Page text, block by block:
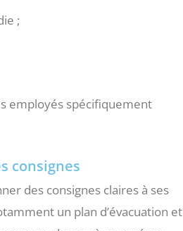
;
employés spécifiquement
consignes
des consignes claires à ses
un plan d’évacuation et